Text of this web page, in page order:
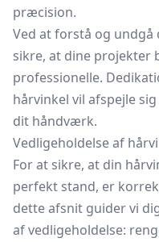
præcision.
Ved at forstå og undgå
sikre, at dine projekter
professionelle.
hårvinkel vil afspejle
dit håndværk.
Vedligeholdelse af
For at sikre, at din
perfekt stand, er
dette afsnit guider vi
af vedligeholdelse: